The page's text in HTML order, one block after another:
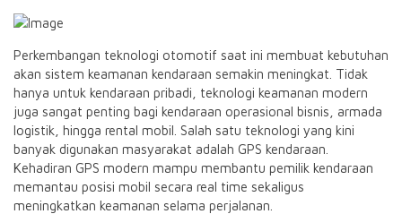
Perkembangan teknologi otomotif saat ini membuat kebutuhan
akan sistem keamanan kendaraan semakin meningkat. Tidak
hanya untuk kendaraan pribadi, teknologi keamanan modern
juga sangat penting bagi kendaraan operasional bisnis, armada
logistik, hingga rental mobil. Salah satu teknologi yang kini
banyak digunakan masyarakat adalah GPS kendaraan.
Kehadiran GPS modern mampu membantu pemilik kendaraan
memantau posisi mobil secara real time sekaligus
meningkatkan keamanan selama perjalanan.